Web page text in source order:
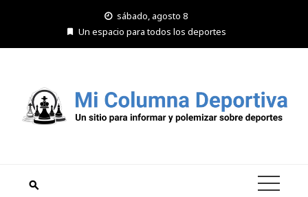
sábado, agosto 8
Un espacio para todos los deportes